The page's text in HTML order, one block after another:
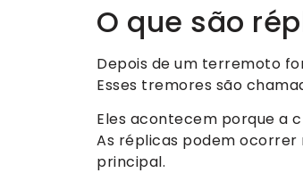
O que são
Depois de um terremoto
Esses tremores são
Eles acontecem porque a
As réplicas podem ocorrer
principal.